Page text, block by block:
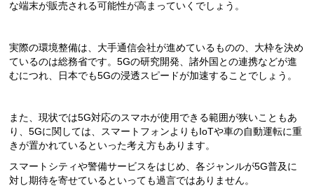
な端末が販売される可能性が高まっていくでしょう。
実際の環境整備は、大手通信会社が進めているものの、大枠を決め
ているのは総務省です。5Gの研究開発、諸外国との連携などが進
むにつれ、日本でも5Gの浸透スピードが加速することでしょう。
また、現状では5G対応のスマホが使用できる範囲が狭いこともあ
り、5Gに関しては、スマートフォンよりもIoTや車の自動運転に重
きが置かれているといった考え方もあります。
スマートシティや警備サービスをはじめ、各ジャンルが5G普及に
対し期待を寄せているといっても過言ではありません。